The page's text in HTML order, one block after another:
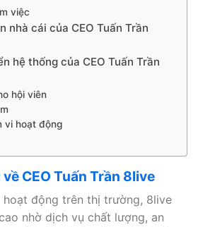
việc
nhà cái của CEO Tuấn Trần
hệ thống của CEO Tuấn Trần
hội viên
vi hoạt động
CEO Tuấn Trần 8live
hoạt động trên thị trường, 8live
nhờ dịch vụ chất lượng, an